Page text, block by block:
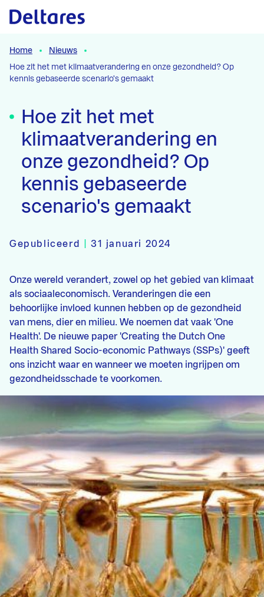
Naar hoofdcontent
Home
Nieuws
Hoe zit het met klimaatverandering en onze gezondheid? Op
kennis gebaseerde scenario's gemaakt
Hoe zit het met
klimaatverandering en
onze gezondheid? Op
kennis gebaseerde
scenario's gemaakt
Gepubliceerd |31 januari 2024
Onze wereld verandert, zowel op het gebied van klimaat
als sociaaleconomisch. Veranderingen die een
behoorlijke invloed kunnen hebben op de gezondheid
van mens, dier en milieu. We noemen dat vaak 'One
Health'. De nieuwe paper 'Creating the Dutch One
Health Shared Socio-economic Pathways (SSPs)' geeft
ons inzicht waar en wanneer we moeten ingrijpen om
gezondheidsschade te voorkomen.